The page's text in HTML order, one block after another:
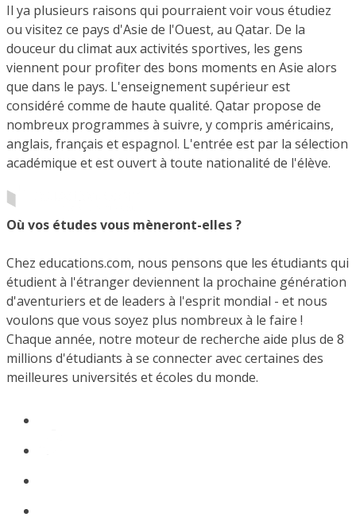
Il ya plusieurs raisons qui pourraient voir vous étudiez
ou visitez ce pays d'Asie de l'Ouest, au Qatar. De la
douceur du climat aux activités sportives, les gens
viennent pour profiter des bons moments en Asie alors
que dans le pays. L'enseignement supérieur est
considéré comme de haute qualité. Qatar propose de
nombreux programmes à suivre, y compris américains,
anglais, français et espagnol. L'entrée est par la sélection
académique et est ouvert à toute nationalité de l'élève.
Où vos études vous mèneront-elles ?
Chez educations.com, nous pensons que les étudiants qui
étudient à l'étranger deviennent la prochaine génération
d'aventuriers et de leaders à l'esprit mondial - et nous
voulons que vous soyez plus nombreux à le faire !
Chaque année, notre moteur de recherche aide plus de 8
millions d'étudiants à se connecter avec certaines des
meilleures universités et écoles du monde.